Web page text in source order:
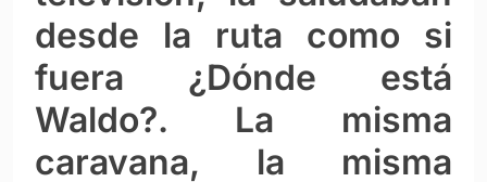
desde la ruta como si
fuera ¿Dónde está
Waldo?. La misma
caravana, la misma